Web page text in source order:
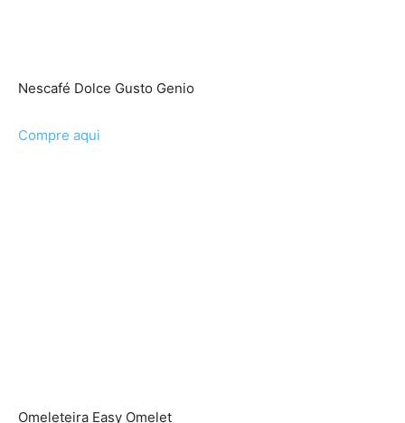
Nescafé Dolce Gusto Genio
Compre aqui
Omeleteira Easy Omelet